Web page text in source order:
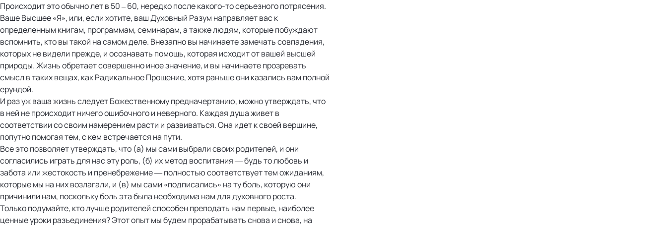
Происходит это обычно лет в 50 – 60, нередко после какого-то серьезного потрясения.
Ваше Высшее «Я», или, если хотите, ваш Духовный Разум направляет вас к
определенным книгам, программам, семинарам, а также людям, которые побуждают
вспомнить, кто вы такой на самом деле. Внезапно вы начинаете замечать совпадения,
которых не видели прежде, и осознавать помощь, которая исходит от вашей высшей
природы. Жизнь обретает совершенно иное значение, и вы начинаете прозревать
смысл в таких вещах, как Радикальное Прощение, хотя раньше они казались вам полной
ерундой.
И раз уж ваша жизнь следует Божественному предначертанию, можно утверждать, что
в ней не происходит ничего ошибочного и неверного. Каждая душа живет в
соответствии со своим намерением расти и развиваться. Она идет к своей вершине,
попутно помогая тем, с кем встречается на пути.
Все это позволяет утверждать, что (а) мы сами выбрали своих родителей, и они
согласились играть для нас эту роль, (б) их метод воспитания — будь то любовь и
забота или жестокость и пренебрежение — полностью соответствует тем ожиданиям,
которые мы на них возлагали, и (в) мы сами «подписались» на ту боль, которую они
причинили нам, поскольку боль эта была необходима нам для духовного роста.
Только подумайте, кто лучше родителей способен преподать нам первые, наиболее
ценные уроки разъединения? Этот опыт мы будем прорабатывать снова и снова, на